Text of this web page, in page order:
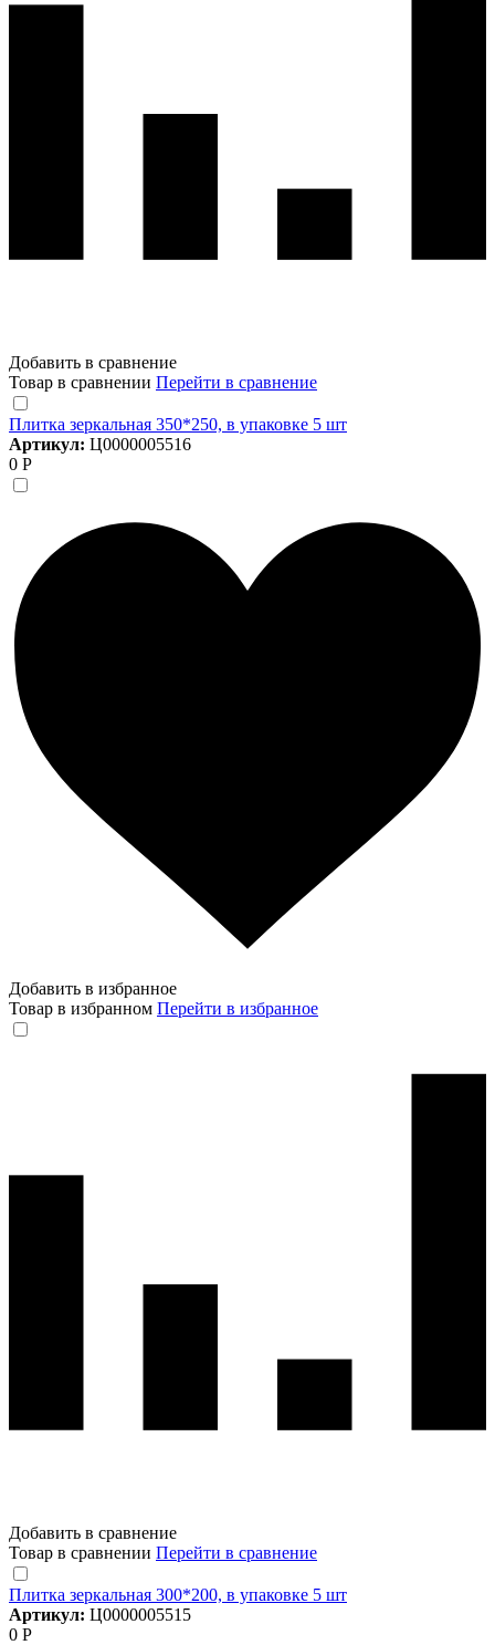
Добавить в сравнение
Товар в сравнении Перейти в сравнение
Плитка зеркальная 350*250, в упаковке 5 шт
Артикул: Ц0000005516
0 Р
Добавить в избранное
Товар в избранном Перейти в избранное
Добавить в сравнение
Товар в сравнении Перейти в сравнение
Плитка зеркальная 300*200, в упаковке 5 шт
Артикул: Ц0000005515
0 Р